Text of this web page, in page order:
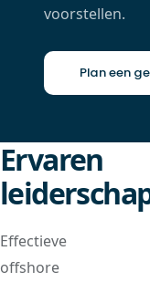
voorstellen.
Plan een
Ervaren
Effectieve
offshore